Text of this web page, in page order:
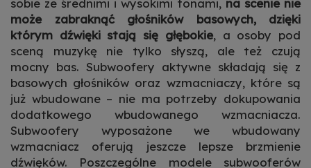
może zabraknąć głośników basowych, dzięki
którym dźwięki stają się głębokie, a osoby pod
sceną muzykę nie tylko słyszą, ale też czują
mocny bas. Subwoofery aktywne składają się z
basowych głośników oraz wzmacniaczy, które są
już wbudowane – nie ma potrzeby dokupowania
dodatkowego wbudowanego wzmacniacza.
Subwoofery wyposażone we wbudowany
wzmacniacz oferują jeszcze lepsze brzmienie
dźwięków. Poszczególne modele subwooferów
Google w celach reklamowych
Dowiedz się więcej
Zezwalaj na reklamy spersonalizowane
(remarketing)
Dowiedz się więcej